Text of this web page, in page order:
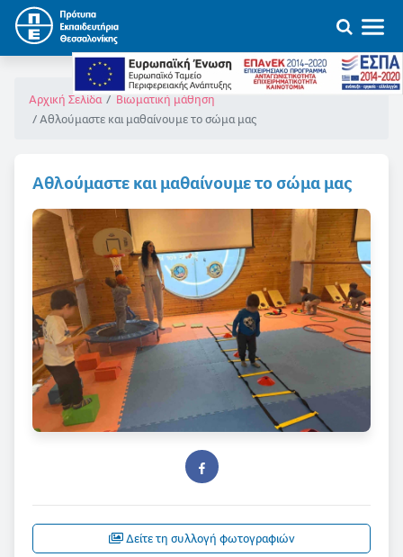
Αρχική Σελίδα
Βιωματική μάθηση
Αθλούμαστε και μαθαίνουμε το σώμα μας
Αθλούμαστε και μαθαίνουμε το σώμα μας
Δείτε τη συλλογή φωτογραφιών